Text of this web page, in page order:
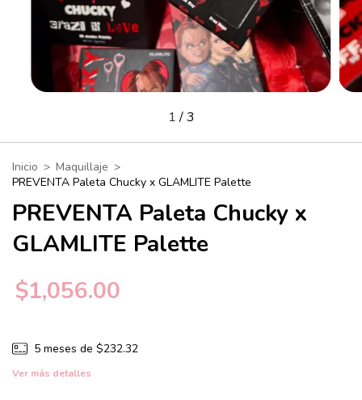
1/3
Inicio > Maquillaje >
PREVENTA Paleta Chucky x GLAMLITE Palette
PREVENTA Paleta Chucky x
GLAMLITE Palette
$1,056.00
5 meses de $232.32
Ver más detalles